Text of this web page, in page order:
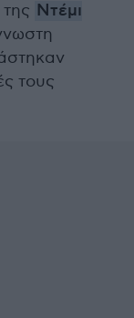
της Ντέμι
τους